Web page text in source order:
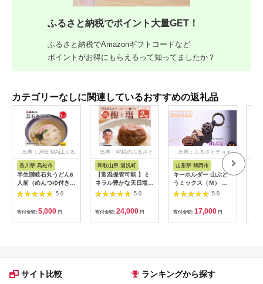
ふるさと納税でポイント大量GET！
ふるさと納税でAmazonギフトコードなど
ポイントがお得にもらえるって知ってましたか？
カテゴリーなしに関連しているおすすめの返礼品
出典：JRE MALLふる
さと納税
香川県 高松市
半生讃岐石丸うどん6
人前（めんつゆ付き）
麺300g×2袋
5.0
寄付金額: 5,000 円
出典：ANAのふるさと
和歌山県 湯浅町
【常温保管可能 】ミ
ネラル豊かな天日塩だ
けで漬けた無添加梅干
し2kg 梅ボーイズ｜
B201_EP6024
5.0
寄付金額: 24,000 円
出典：ふるさとチョイ
山形県 鶴岡市
キーホルダー 山ぶど
うミックス（Ｍ） 山
形県鶴岡市 アトリエ
かおる | 山葡萄 雑貨
キーホルダー ギフト
贈り物 お取り寄せ 返
礼品
5.0
寄付金額: 17,000 円
サイト比較 ランキングから探す